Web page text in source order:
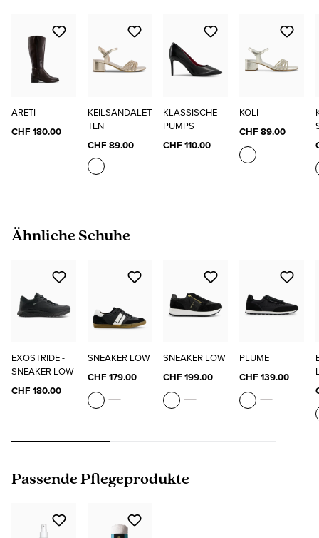
ARETI
CHF 180.00
KEILSANDALET
TEN
CHF 89.00
KLASSISCHE
PUMPS
CHF 110.00
KOLI
CHF 89.00
Produktgalerie überspringen
Ähnliche Schuhe
EXOSTRIDE -
SNEAKER LOW
CHF 180.00
SNEAKER LOW
CHF 179.00
SNEAKER LOW
CHF 199.00
PLUME
CHF 139.00
Produktgalerie überspringen
Passende Pflegeprodukte